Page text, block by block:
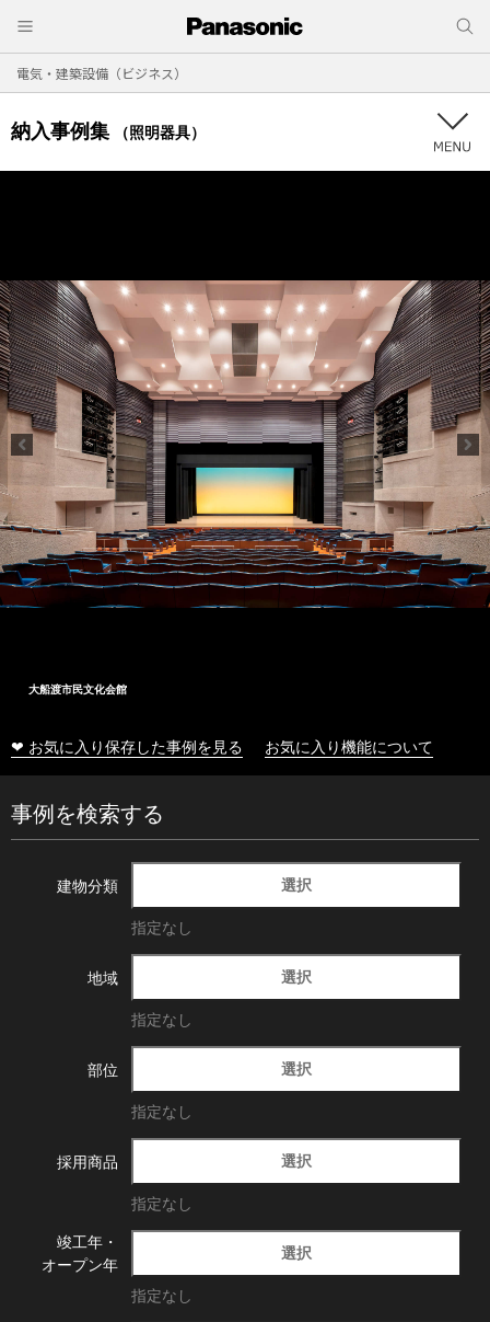
電気・建築設備（ビジネス）
納入事例集 （照明器具）
大船渡市民文化会館
❤ お気に入り保存した事例を見る お気に入り機能について
事例を検索する
建物分類 選択
指定なし
地域 選択
指定なし
部位 選択
指定なし
採用商品 選択
指定なし
竣工年・
オープン年
選択
指定なし